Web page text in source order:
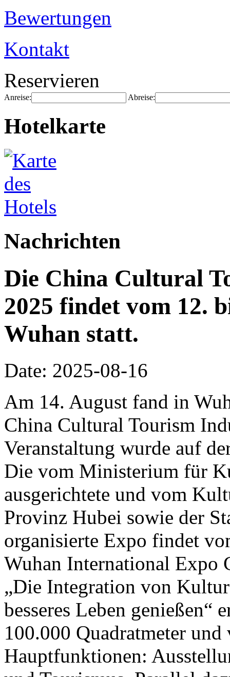
Bewertungen
Kontakt
Reservieren
Anreise: Abreise:
Hotelkarte
Nachrichten
Die China Cultural
2025 findet vom 12.
Wuhan statt.
Date: 2025-08-16
Am 14. August fand in
China Cultural Tourism
Veranstaltung wurde auf
Die vom Ministerium für
ausgerichtete und vom
Provinz Hubei sowie der
organisierte Expo findet
Wuhan International Expo
„Die Integration von
besseres Leben genießen“
100.000 Quadratmeter
Hauptfunktionen: